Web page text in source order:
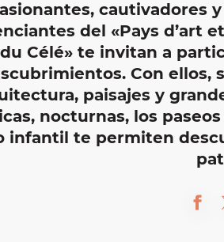
cautivadores
del «Pays d’art
Célé» te invitan a
Con ellos,
paisajes y
nocturnas, los
infantil te permiten